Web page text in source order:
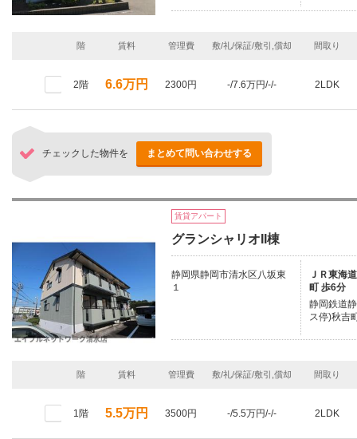
階 賃料 管理費 敷/礼/保証/敷引,償却 間取り
2階 6.6万円 2300円 -/7.6万円/-/- 2LDK
チェックした物件を まとめて問い合わせする
賃貸アパート
グランシャリオII棟
静岡県静岡市清水区八坂東
１
ＪＲ東海
町 歩6分
静岡鉄道
ス停)秋吉
階 賃料 管理費 敷/礼/保証/敷引,償却 間取り
1階 5.5万円 3500円 -/5.5万円/-/- 2LDK